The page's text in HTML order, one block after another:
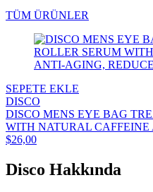
TÜM ÜRÜNLER
SEPETE EKLE
DISCO
DISCO MENS EYE BAG
WITH NATURAL CAFFEINE
$26,00
Disco Hakkında